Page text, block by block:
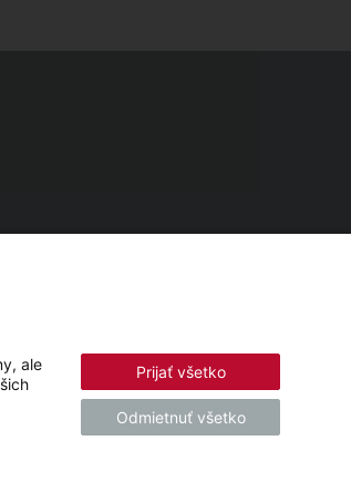
ale
Prijať všetko
Odmietnuť všetko